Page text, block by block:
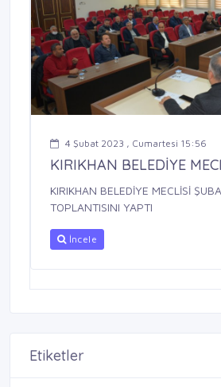
4 Şubat 2023 , Cumartesi 15:56
KIRIKHAN BELEDİYE
KIRIKHAN BELEDİYE MECLİSİ
TOPLANTISINI YAPTI
İncele
Etiketler